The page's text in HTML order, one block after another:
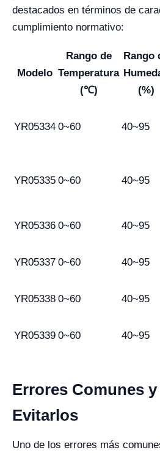
destacados en términos de
cumplimiento normativo:
Modelo
Rango de
Temperatura
(℃)
Rango
(%)
YR05334 0~60 40~95
YR05335 0~60 40~95
YR05336 0~60 40~95
YR05337 0~60 40~95
YR05338 0~60 40~95
YR05339 0~60 40~95
Errores Comunes
Evitarlos
Uno de los errores más